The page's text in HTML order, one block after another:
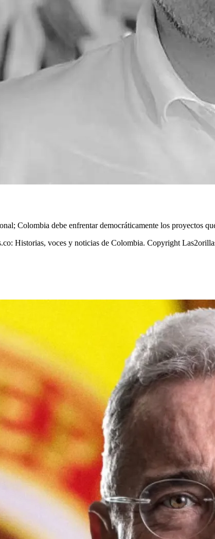
Colombia debe enfrentar democráticamente los proyectos
Historias, voces y noticias de Colombia. Copyright